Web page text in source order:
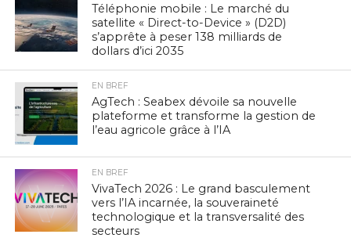
Téléphonie mobile : Le marché du
satellite « Direct-to-Device » (D2D)
s’apprête à peser 138 milliards de
dollars d’ici 2035
EN BREF
AgTech : Seabex dévoile sa nouvelle
plateforme et transforme la gestion de
l’eau agricole grâce à l’IA
EN BREF
VivaTech 2026 : Le grand basculement
vers l’IA incarnée, la souveraineté
technologique et la transversalité des
secteurs